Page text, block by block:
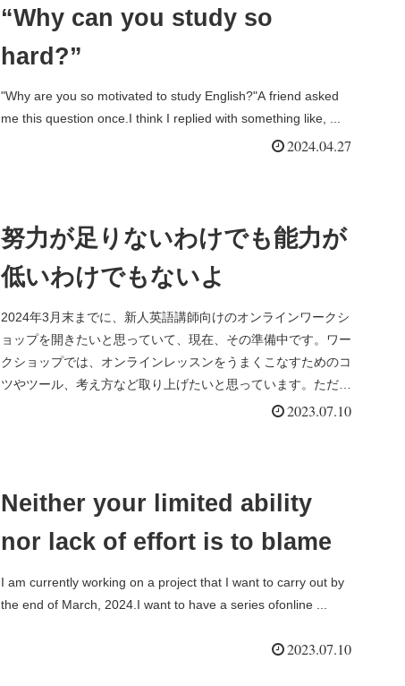
“Why can you study so
hard?”
"Why are you so motivated to study English?"A friend asked
me this question once.I think I replied with something like, ...
2024.04.27
努力が足りないわけでも能力が
低いわけでもないよ
2024年3月末までに、新人英語講師向けのオンラインワークシ
ョップを開きたいと思っていて、現在、その準備中です。ワー
クショップでは、オンラインレッスンをうまくこなすためのコ
ツやツール、考え方など取り上げたいと思っています。ただ、
2023.07.10
Neither your limited ability
nor lack of effort is to blame
I am currently working on a project that I want to carry out by
the end of March, 2024.I want to have a series ofonline ...
2023.07.10